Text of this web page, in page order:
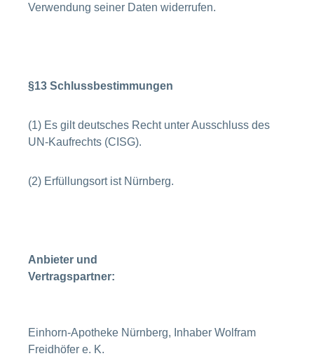
Verwendung seiner Daten widerrufen.
§13 Schlussbestimmungen
(1) Es gilt deutsches Recht unter Ausschluss des
UN-Kaufrechts (CISG).
(2) Erfüllungsort ist Nürnberg.
Anbieter und
Vertragspartner:
Einhorn-Apotheke Nürnberg, Inhaber Wolfram
Freidhöfer e. K.